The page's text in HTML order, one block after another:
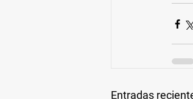
Entradas